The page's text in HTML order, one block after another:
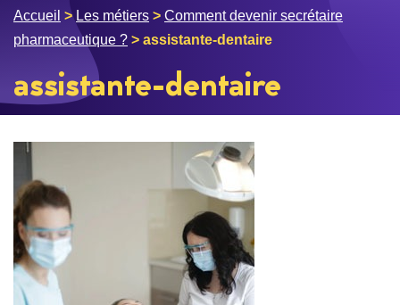
Accueil > Les métiers > Comment devenir secrétaire
pharmaceutique ? > assistante-dentaire
assistante-dentaire